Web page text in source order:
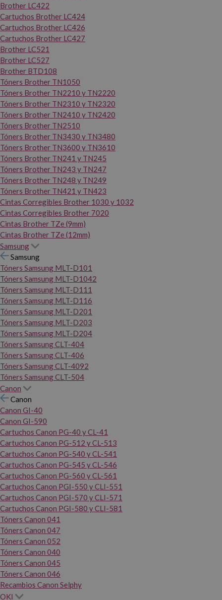
Brother LC422
Cartuchos Brother LC424
Cartuchos Brother LC426
Cartuchos Brother LC427
Brother LC521
Brother LC527
Brother BTD108
Tóners Brother TN1050
Tóners Brother TN2210 y TN2220
Tóners Brother TN2310 y TN2320
Tóners Brother TN2410 y TN2420
Tóners Brother TN2510
Tóners Brother TN3430 y TN3480
Tóners Brother TN3600 y TN3610
Tóners Brother TN241 y TN245
Tóners Brother TN243 y TN247
Tóners Brother TN248 y TN249
Tóners Brother TN421 y TN423
Cintas Corregibles Brother 1030 y 1032
Cintas Corregibles Brother 7020
Cintas Brother TZe (9mm)
Cintas Brother TZe (12mm)
Samsung
Samsung
Tóners Samsung MLT-D101
Tóners Samsung MLT-D1042
Tóners Samsung MLT-D111
Tóners Samsung MLT-D116
Tóners Samsung MLT-D201
Tóners Samsung MLT-D203
Tóners Samsung MLT-D204
Tóners Samsung CLT-404
Tóners Samsung CLT-406
Tóners Samsung CLT-4092
Tóners Samsung CLT-504
Canon
Canon
Canon GI-40
Canon GI-590
Cartuchos Canon PG-40 y CL-41
Cartuchos Canon PG-512 y CL-513
Cartuchos Canon PG-540 y CL-541
Cartuchos Canon PG-545 y CL-546
Cartuchos Canon PG-560 y CL-561
Cartuchos Canon PGI-550 y CLI-551
Cartuchos Canon PGI-570 y CLI-571
Cartuchos Canon PGI-580 y CLI-581
Tóners Canon 041
Tóners Canon 047
Tóners Canon 052
Tóners Canon 040
Tóners Canon 045
Tóners Canon 046
Recambios Canon Selphy
OKI